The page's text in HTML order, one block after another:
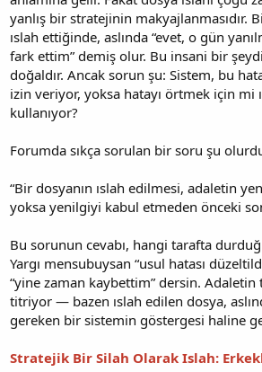
yanlış bir stratejinin makyajlanmasıdır.
ıslah ettiğinde, aslında “evet, o gün
fark ettim” demiş olur. Bu insani bir
doğaldır. Ancak sorun şu: Sistem, bu
izin veriyor, yoksa hatayı örtmek için mi
kullanıyor?
Forumda sıkça sorulan bir soru şu
“Bir dosyanın ıslah edilmesi, adaletin
yoksa yenilgiyi kabul etmeden önceki
Bu sorunun cevabı, hangi tarafta
Yargı mensubuysan “usul hatası
“yine zaman kaybettim” dersin. Adaletin
titriyor — bazen ıslah edilen dosya,
gereken bir sistemin göstergesi haline
Stratejik Bir Silah Olarak Islah: